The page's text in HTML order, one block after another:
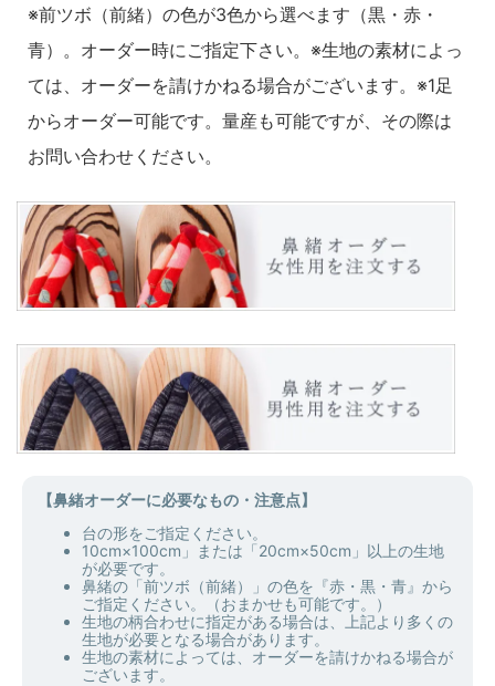
※前ツボ（前緒）の色が3色から選べます（黒・赤・
青）。オーダー時にご指定下さい。※生地の素材によっ
ては、オーダーを請けかねる場合がございます。※1足
からオーダー可能です。量産も可能ですが、その際は
お問い合わせください。
【鼻緒オーダーに必要なもの・注意点】
台の形をご指定ください。
10cm×100cm」または「20cm×50cm」以上の生地
が必要です。
鼻緒の「前ツボ（前緒）」の色を『赤・黒・青』から
ご指定ください。（おまかせも可能です。）
生地の柄合わせに指定がある場合は、上記より多くの
生地が必要となる場合があります。
生地の素材によっては、オーダーを請けかねる場合が
ございます。